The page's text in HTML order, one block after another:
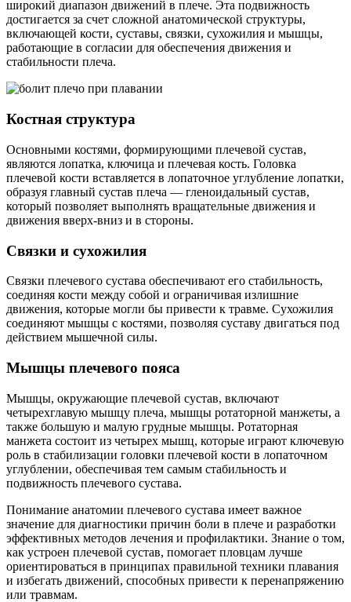
широкий диапазон движений в плече. Эта подвижность
достигается за счет сложной анатомической структуры,
включающей кости, суставы, связки, сухожилия и мышцы,
работающие в согласии для обеспечения движения и
стабильности плеча.
Костная структура
Основными костями, формирующими плечевой сустав,
являются лопатка, ключица и плечевая кость. Головка
плечевой кости вставляется в лопаточное углубление лопатки,
образуя главный сустав плеча — гленоидальный сустав,
который позволяет выполнять вращательные движения и
движения вверх-вниз и в стороны.
Связки и сухожилия
Связки плечевого сустава обеспечивают его стабильность,
соединяя кости между собой и ограничивая излишние
движения, которые могли бы привести к травме. Сухожилия
соединяют мышцы с костями, позволяя суставу двигаться под
действием мышечной силы.
Мышцы плечевого пояса
Мышцы, окружающие плечевой сустав, включают
четырехглавую мышцу плеча, мышцы ротаторной манжеты, а
также большую и малую грудные мышцы. Ротаторная
манжета состоит из четырех мышц, которые играют ключевую
роль в стабилизации головки плечевой кости в лопаточном
углублении, обеспечивая тем самым стабильность и
подвижность плечевого сустава.
Понимание анатомии плечевого сустава имеет важное
значение для диагностики причин боли в плече и разработки
эффективных методов лечения и профилактики. Знание о том,
как устроен плечевой сустав, помогает пловцам лучше
ориентироваться в принципах правильной техники плавания
и избегать движений, способных привести к перенапряжению
или травмам.